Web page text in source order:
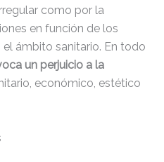
como por la
en función de los
ámbito sanitario. En todo
un perjuicio a la
económico, estético